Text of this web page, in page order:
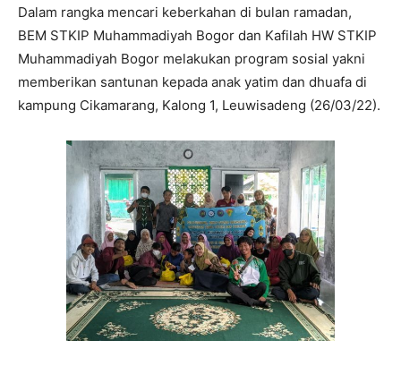
Dalam rangka mencari keberkahan di bulan ramadan,
BEM STKIP Muhammadiyah Bogor dan Kafilah HW STKIP
Muhammadiyah Bogor melakukan program sosial yakni
memberikan santunan kepada anak yatim dan dhuafa di
kampung Cikamarang, Kalong 1, Leuwisadeng (26/03/22).